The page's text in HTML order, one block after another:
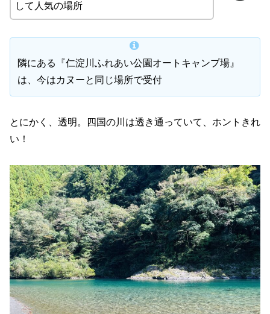
して人気の場所
隣にある『仁淀川ふれあい公園オートキャンプ場』
は、今はカヌーと同じ場所で受付
とにかく、透明。四国の川は透き通っていて、ホントきれ
い！